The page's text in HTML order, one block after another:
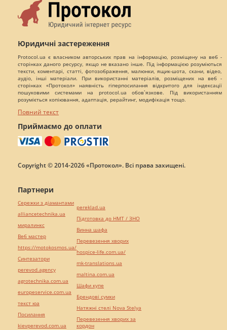
Юридичні застереження
Protocol.ua є власником авторських прав на інформацію, розміщену на веб -
сторінках даного ресурсу, якщо не вказано інше. Під інформацією розуміються
тексти, коментарі, статті, фотозображення, малюнки, ящик-шота, скани, відео,
аудіо, інші матеріали. При використанні матеріалів, розміщених на веб -
сторінках «Протокол» наявність гіперпосилання відкритого для індексації
пошуковими системами на protocol.ua обов`язкове. Під використанням
розуміється копіювання, адаптація, рерайтинг, модифікація тощо.
Повний текст
Приймаємо до оплати
Copyright © 2014-2026 «Протокол». Всі права захищені.
Партнери
Сережки з діамантами
alliancetechnika.ua
миралинкс
Веб мастер
https://motokosmos.ua/
Синтезатори
perevod.agency
agrotechnika.com.ua
europeservice.com.ua
текст юа
Посилання
kievperevod.com.ua
pereklad.ua
Підготовка до НМТ / ЗНО
Винна шафа
Перевезення хворих
hospice-life.com.ua/
mk-translations.ua
maltina.com.ua
Шафи купе
Брендові сумки
Натяжні стелі Nova Stelya
Перевезення хворих за
кордон